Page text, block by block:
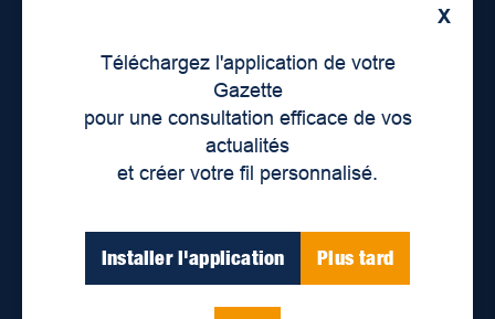
X
Téléchargez l'application de votre
Gazette
pour une consultation efficace de vos
actualités
et créer votre fil personnalisé.
Installer l'application Plus tard
Lieux de distribution